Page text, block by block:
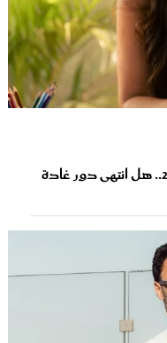
مقتل فريدة في مسلسل وتر حساس 2.. هل انتهى دور غادة